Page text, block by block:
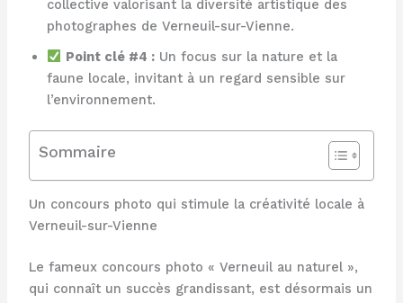
collective valorisant la diversité artistique des
photographes de Verneuil-sur-Vienne.
Point clé #4 : Un focus sur la nature et la
faune locale, invitant à un regard sensible sur
l’environnement.
Sommaire
Un concours photo qui stimule la créativité locale à
Verneuil-sur-Vienne
Le fameux concours photo « Verneuil au naturel »,
qui connaît un succès grandissant, est désormais un